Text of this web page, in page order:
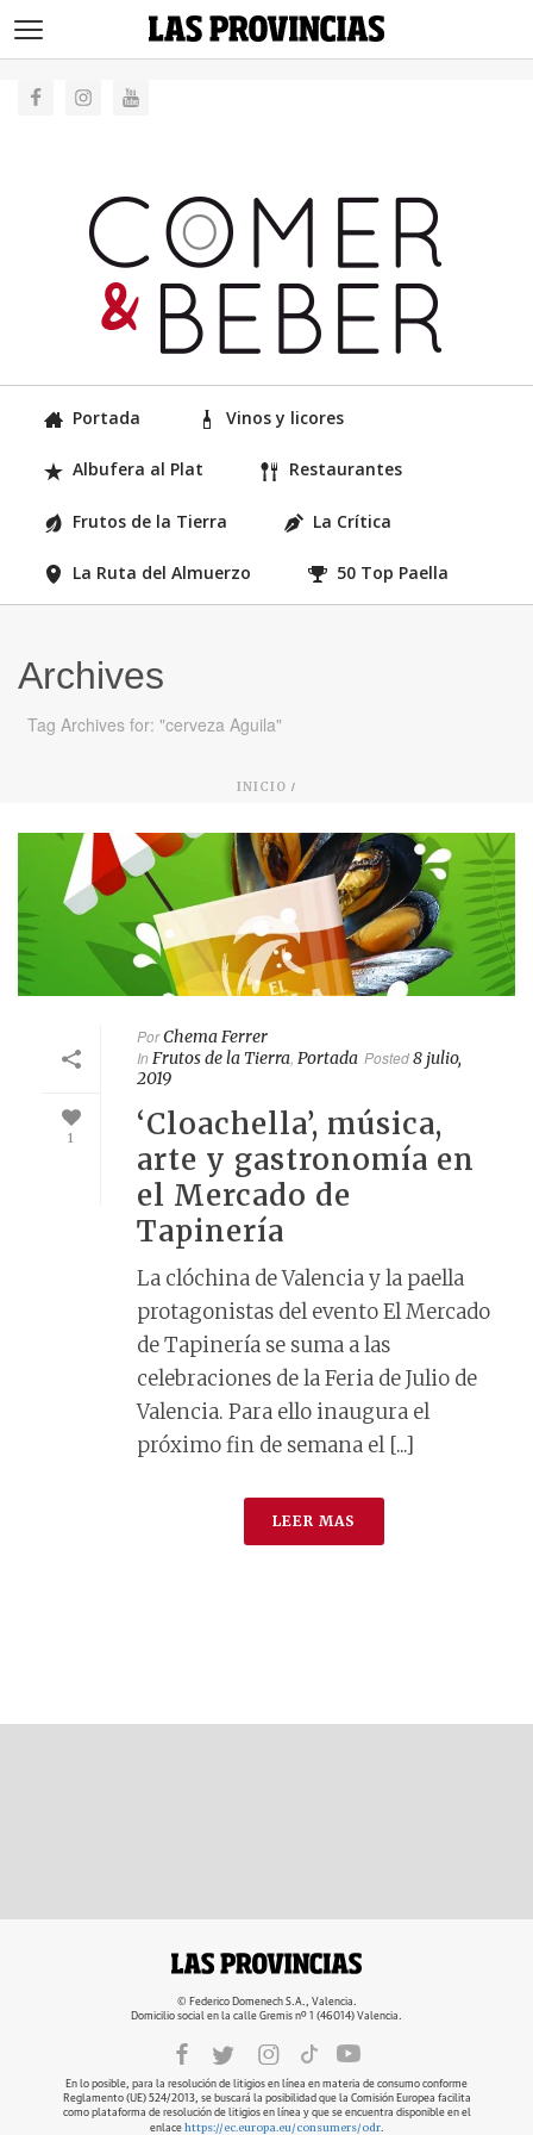
Portada Vinos y licores
Albufera al Plat Restaurantes
Frutos de la Tierra La Crítica
La Ruta del Almuerzo 50 Top Paella
Archives
Tag Archives for: "cerveza Aguila"
INICIO /
1
PorChema Ferrer
In Frutos de la Tierra, Portada Posted8 julio,
2019
‘Cloachella’, música,
arte y gastronomía en
el Mercado de
Tapinería
La clóchina de Valencia y la paella
protagonistas del evento El Mercado
de Tapinería se suma a las
celebraciones de la Feria de Julio de
Valencia. Para ello inaugura el
próximo fin de semana el [...]
LEER MAS
© Federico Domenech S.A., Valencia.
Domicilio social en la calle Gremis nº 1 (46014) Valencia.
En lo posible, para la resolución de litigios en línea en materia de consumo conforme
Reglamento (UE) 524/2013, se buscará la posibilidad que la Comisión Europea facilita
como plataforma de resolución de litigios en línea y que se encuentra disponible en el
enlace https://ec.europa.eu/consumers/odr.